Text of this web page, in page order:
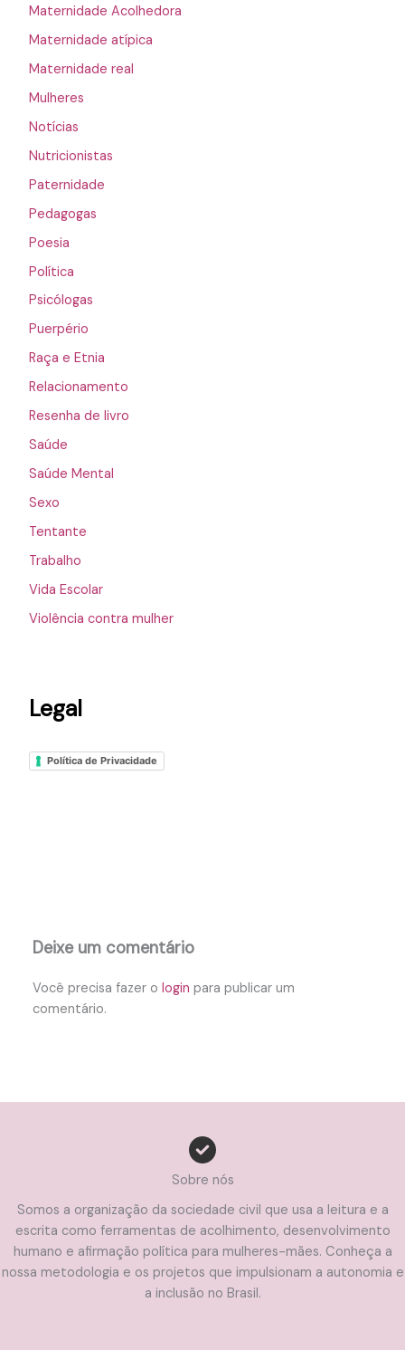
Maternidade Acolhedora
Maternidade atípica
Maternidade real
Mulheres
Notícias
Nutricionistas
Paternidade
Pedagogas
Poesia
Política
Psicólogas
Puerpério
Raça e Etnia
Relacionamento
Resenha de livro
Saúde
Saúde Mental
Sexo
Tentante
Trabalho
Vida Escolar
Violência contra mulher
Legal
Política de Privacidade
Deixe um comentário
Você precisa fazer ologin para publicar um
comentário.
Sobre nós
Somos a organização da sociedade civil que usa a leitura e a
escrita como ferramentas de acolhimento, desenvolvimento
humano e afirmação política para mulheres-mães. Conheça a
nossa metodologia e os projetos que impulsionam a autonomia e
a inclusão no Brasil.